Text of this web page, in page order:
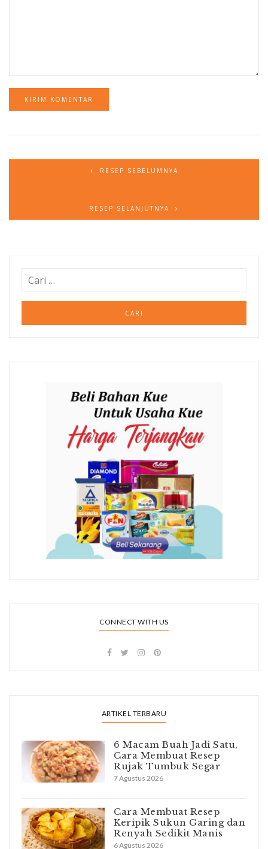
RESEP SEBELUMNYA
RESEP SELANJUTNYA
CONNECT WITH US
ARTIKEL TERBARU
6 Macam Buah Jadi Satu,
Cara Membuat Resep
Rujak Tumbuk Segar
7 Agustus 2026
Cara Membuat Resep
Keripik Sukun Garing dan
Renyah Sedikit Manis
6 Agustus 2026